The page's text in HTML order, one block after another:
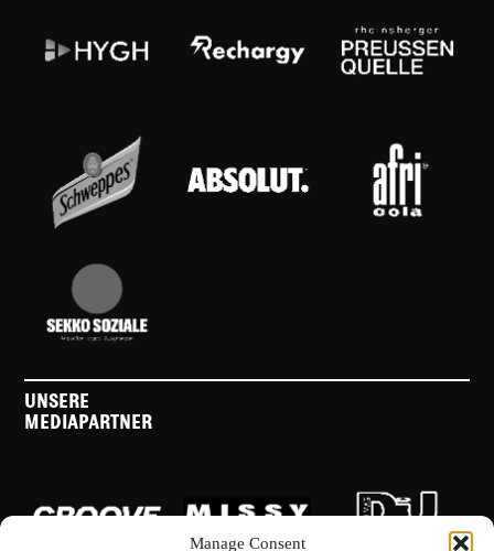
Manage Consent
UNSERE
MEDIAPARTNER